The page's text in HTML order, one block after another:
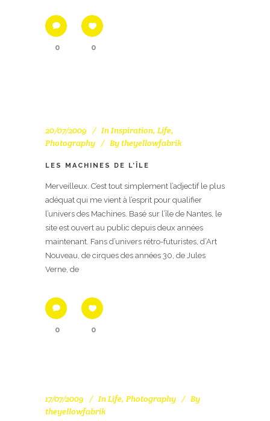
0 0
20/07/2009 InInspiration, Life,
Photography
Bytheyellowfabrik
LES MACHINES DE L’ÎLE
Merveilleux. C’est tout simplement l’adjectif le plus
adéquat qui me vient à l’esprit pour qualifier
l’univers des Machines. Basé sur l’île de Nantes, le
site est ouvert au public depuis deux années
maintenant. Fans d’univers rétro-futuristes, d’Art
Nouveau, de cirques des années 30, de Jules
Verne, de
0 0
17/07/2009 InLife, Photography
By
theyellowfabrik